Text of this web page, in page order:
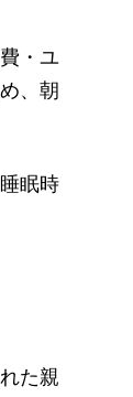
・ユ
、朝
眠時
た親